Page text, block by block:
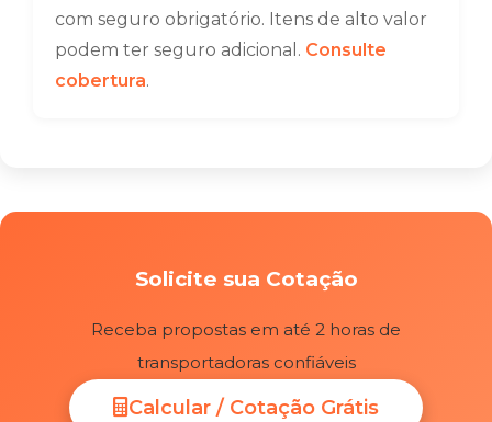
com seguro obrigatório. Itens de alto valor
podem ter seguro adicional. Consulte
cobertura.
Solicite sua Cotação
Receba propostas em até 2 horas de
transportadoras confiáveis
Calcular / Cotação Grátis